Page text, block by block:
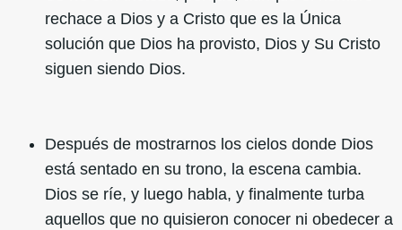
rechace a Dios y a Cristo que es la Única
solución que Dios ha provisto, Dios y Su Cristo
siguen siendo Dios.
Después de mostrarnos los cielos donde Dios
está sentado en su trono, la escena cambia.
Dios se ríe, y luego habla, y finalmente turba
aquellos que no quisieron conocer ni obedecer a